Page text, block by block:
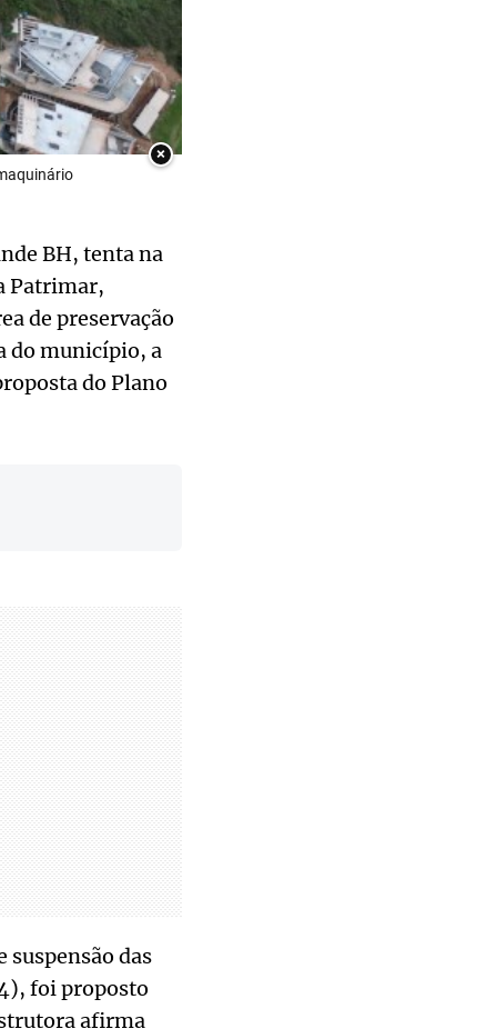
×
BH, tenta na
Patrimar,
de preservação
do município, a
do Plano
das
foi proposto
afirma